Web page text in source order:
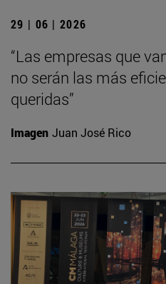
29 | 06 | 2026
“Las empresas que
no serán las más
queridas”
Imagen Juan José Rico